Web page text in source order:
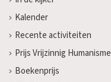
Kalender
Recente activiteiten
Prijs Vrijzinnig Humanisme
Boekenprijs